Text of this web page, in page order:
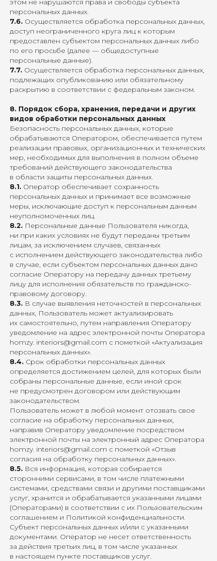
этом не нарушаются права и свободы субъекта
персональных данных.
7.6. Осуществляется обработка персональных данных,
доступ неограниченного круга лиц к которым
предоставлен субъектом персональных данных либо
по его просьбе (далее — общедоступные
персональные данные).
7.7. Осуществляется обработка персональных данных,
подлежащих опубликованию или обязательному
раскрытию в соответствии с федеральным законом.
8. Порядок сбора, хранения, передачи и других
видов обработки персональных данных
Безопасность персональных данных, которые
обрабатываются Оператором, обеспечивается путем
реализации правовых, организационных и технических
мер, необходимых для выполнения в полном объеме
требований действующего законодательства
в области защиты персональных данных.
8.1. Оператор обеспечивает сохранность
персональных данных и принимает все возможные
меры, исключающие доступ к персональным данным
неуполномоченных лиц.
8.2. Персональные данные Пользователя никогда,
ни при каких условиях не будут переданы третьим
лицам, за исключением случаев, связанных
с исполнением действующего законодательства либо
в случае, если субъектом персональных данных дано
согласие Оператору на передачу данных третьему
лицу для исполнения обязательств по гражданско-
правовому договору.
8.3. В случае выявления неточностей в персональных
данных, Пользователь может актуализировать
их самостоятельно, путем направления Оператору
уведомление на адрес электронной почты Оператора
homzy. interiors@gmail.com с пометкой «Актуализация
персональных данных».
8.4. Срок обработки персональных данных
определяется достижением целей, для которых были
собраны персональные данные, если иной срок
не предусмотрен договором или действующим
законодательством.
Пользователь может в любой момент отозвать свое
согласие на обработку персональных данных,
направив Оператору уведомление посредством
электронной почты на электронный адрес Оператора
homzy. interiors@gmail.com с пометкой «Отзыв
согласия на обработку персональных данных».
8.5. Вся информация, которая собирается
сторонними сервисами, в том числе платежными
системами, средствами связи и другими поставщиками
услуг, хранится и обрабатывается указанными лицами
(Операторами) в соответствии с их Пользовательским
соглашением и Политикой конфиденциальности.
Субъект персональных данных и/или с указанными
документами. Оператор не несет ответственность
за действия третьих лиц, в том числе указанных
в настоящем пункте поставщиков услуг.